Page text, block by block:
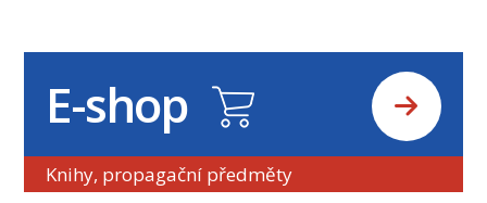
E-shop
Knihy, propagační předměty